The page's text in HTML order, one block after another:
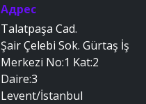
Адрес
Talatpaşa Cad.
Şair Çelebi Sok. Gürtaş İş
Merkezi No:1 Kat:2
Daire:3
Levent/İstanbul